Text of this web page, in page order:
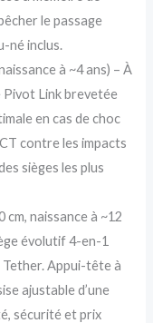
le passage
né inclus.
à ~4 ans) – À
Pivot Link brevetée
en cas de choc
contre les impacts
sièges les plus
cm, naissance à ~12
évolutif 4-en-1
Appui-tête à
ajustable d’une
sécurité et prix